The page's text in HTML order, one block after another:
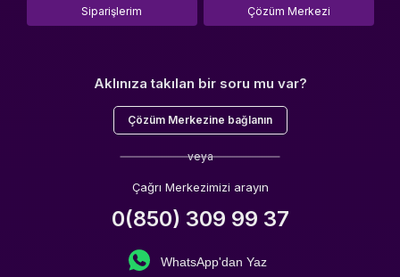
Siparişlerim Çözüm Merkezi
Aklınıza takılan bir soru mu var?
Çözüm Merkezine bağlanın
veya
Çağrı Merkezimizi arayın
0(850) 309 99 37
WhatsApp'dan Yaz